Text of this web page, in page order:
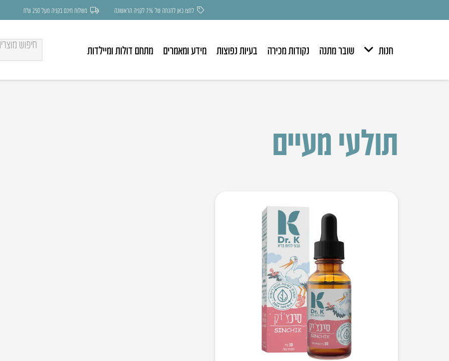
לחצו כאן להנחה של 7% לקניה הראשונה משלוח חינם בקניה מעל 250 ש״ח
חנות שובר מתנה נקודות מכירה בעיות נפוצות מידע ומאמרים מתחם דולות ומיילדות
תולעי מעיים